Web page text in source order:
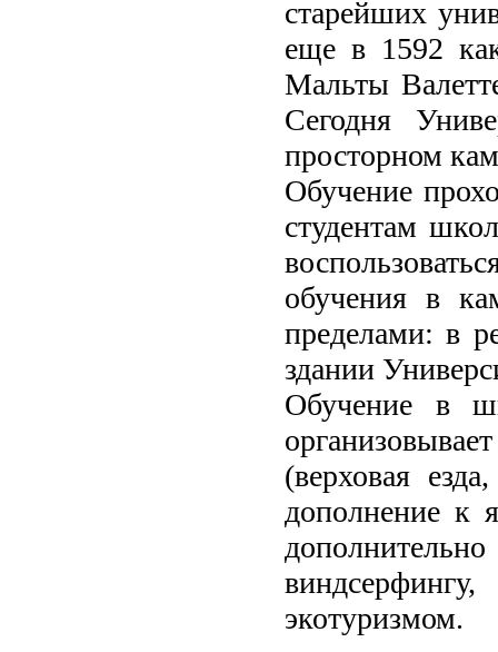
старейших
еще в 1592
Мальты
Сегодня
просторном
Обучение
студентам
обучения в
пределами: в
здании
Обучение в
(верховая
дополнение к
экотуризмом.